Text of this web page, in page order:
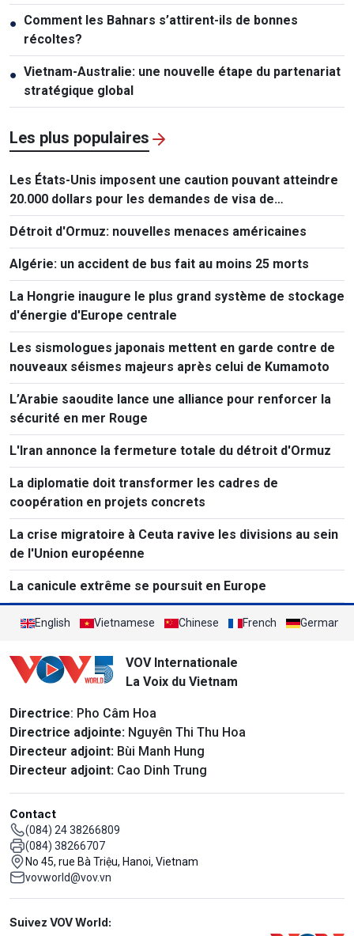
● Comment les Bahnars s’attirent-ils de bonnes
récoltes?
● Vietnam-Australie: une nouvelle étape du partenariat
stratégique global
Les plus populaires
Les États-Unis imposent une caution pouvant atteindre
20.000 dollars pour les demandes de visa de
ressortissants de 50 pays
Détroit d'Ormuz: nouvelles menaces américaines
Algérie: un accident de bus fait au moins 25 morts
La Hongrie inaugure le plus grand système de stockage
d'énergie d'Europe centrale
Les sismologues japonais mettent en garde contre de
nouveaux séismes majeurs après celui de Kumamoto
L’Arabie saoudite lance une alliance pour renforcer la
sécurité en mer Rouge
L'Iran annonce la fermeture totale du détroit d'Ormuz
La diplomatie doit transformer les cadres de
coopération en projets concrets
La crise migratoire à Ceuta ravive les divisions au sein
de l'Union européenne
La canicule extrême se poursuit en Europe
English Vietnamese Chinese French German
VOV Internationale
La Voix du Vietnam
Directrice: Pho Câm Hoa
Directrice adjointe: Nguyên Thi Thu Hoa
Directeur adjoint: Bùi Manh Hung
Directeur adjoint: Cao Dinh Trung
Contact
(084) 24 38266809
(084) 38266707
No 45, rue Bà Triệu, Hanoi, Vietnam
vovworld@vov.vn
Mạng xã hội
Suivez VOV World: